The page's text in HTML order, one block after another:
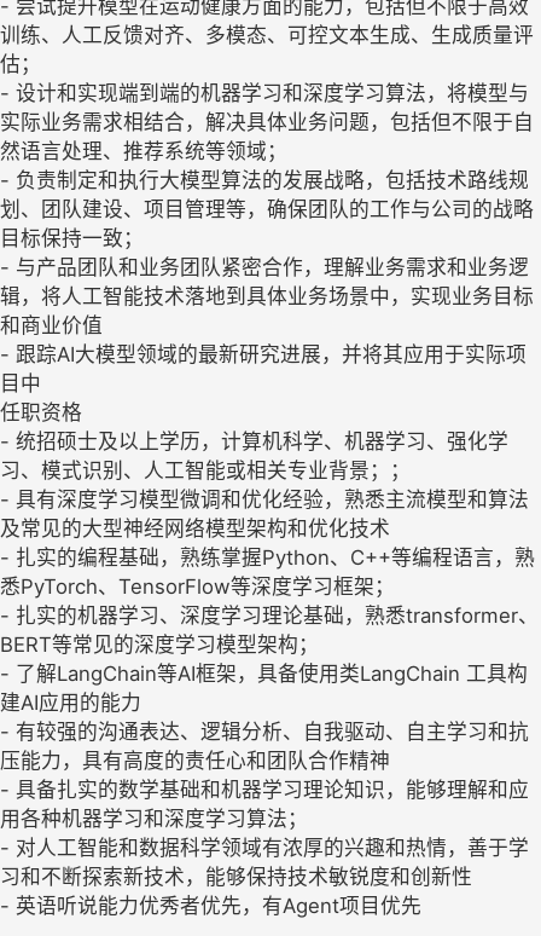
- 尝试提升模型在运动健康方面的能力，包括但不限于高效
训练、人工反馈对齐、多模态、可控文本生成、生成质量评
估；
- 设计和实现端到端的机器学习和深度学习算法，将模型与
实际业务需求相结合，解决具体业务问题，包括但不限于自
然语言处理、推荐系统等领域；
- 负责制定和执行大模型算法的发展战略，包括技术路线规
划、团队建设、项目管理等，确保团队的工作与公司的战略
目标保持一致；
- 与产品团队和业务团队紧密合作，理解业务需求和业务逻
辑，将人工智能技术落地到具体业务场景中，实现业务目标
和商业价值
- 跟踪AI大模型领域的最新研究进展，并将其应用于实际项
目中
任职资格
- 统招硕士及以上学历，计算机科学、机器学习、强化学
习、模式识别、人工智能或相关专业背景；；
- 具有深度学习模型微调和优化经验，熟悉主流模型和算法
及常见的大型神经网络模型架构和优化技术
- 扎实的编程基础，熟练掌握Python、C++等编程语言，熟
悉PyTorch、TensorFlow等深度学习框架；
- 扎实的机器学习、深度学习理论基础，熟悉transformer、
BERT等常见的深度学习模型架构；
- 了解LangChain等AI框架，具备使用类LangChain 工具构
建AI应用的能力
- 有较强的沟通表达、逻辑分析、自我驱动、自主学习和抗
压能力，具有高度的责任心和团队合作精神
- 具备扎实的数学基础和机器学习理论知识，能够理解和应
用各种机器学习和深度学习算法；
- 对人工智能和数据科学领域有浓厚的兴趣和热情，善于学
习和不断探索新技术，能够保持技术敏锐度和创新性
- 英语听说能力优秀者优先，有Agent项目优先